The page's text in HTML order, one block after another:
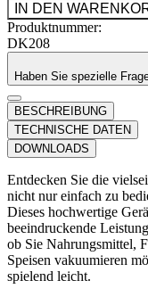
IN DEN
Produktnummer:
DK208
Haben Sie spezielle
BESCHREIBUNG
TECHNISCHE DATEN
DOWNLOADS
Entdecken Sie die
nicht nur einfach zu
Dieses hochwertige
beeindruckende
ob Sie Nahrungsmittel,
Speisen vakuumieren
spielend leicht.